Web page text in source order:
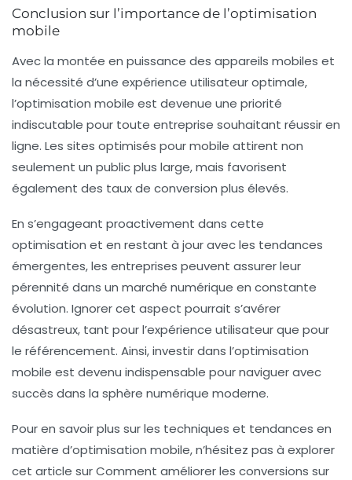
Conclusion sur l’importance de l’optimisation
mobile
Avec la montée en puissance des appareils mobiles et
la nécessité d’une expérience utilisateuroptimale,
l’optimisation mobile est devenue une priorité
indiscutable pour toute entreprise souhaitant réussir en
ligne. Les sites optimisés pour mobile attirent non
seulement un public plus large, mais favorisent
également des taux de conversion plus élevés.
En s’engageant proactivement dans cette
optimisation et en restant à jour avec les tendances
émergentes, les entreprises peuvent assurer leur
pérennité dans un marché numérique en constante
évolution. Ignorer cet aspect pourrait s’avérer
désastreux, tant pour l’expérience utilisateur que pour
le référencement. Ainsi, investir dans l’optimisation
mobile est devenu indispensable pour naviguer avec
succès dans la sphère numérique moderne.
Pour en savoir plus sur les techniques et tendances en
matière d’optimisation mobile, n’hésitez pas à explorer
cet article sur Comment améliorer les conversions sur